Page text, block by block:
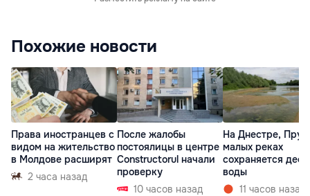
Похожие новости
Права иностранцев с
видом на жительство
в Молдове расширят
2 часа назад
После жалобы
постоялицы в центре
Constructorul начали
проверку
10 часов назад
На Днестре,
малых реках
сохраняется
воды
11 часов назад